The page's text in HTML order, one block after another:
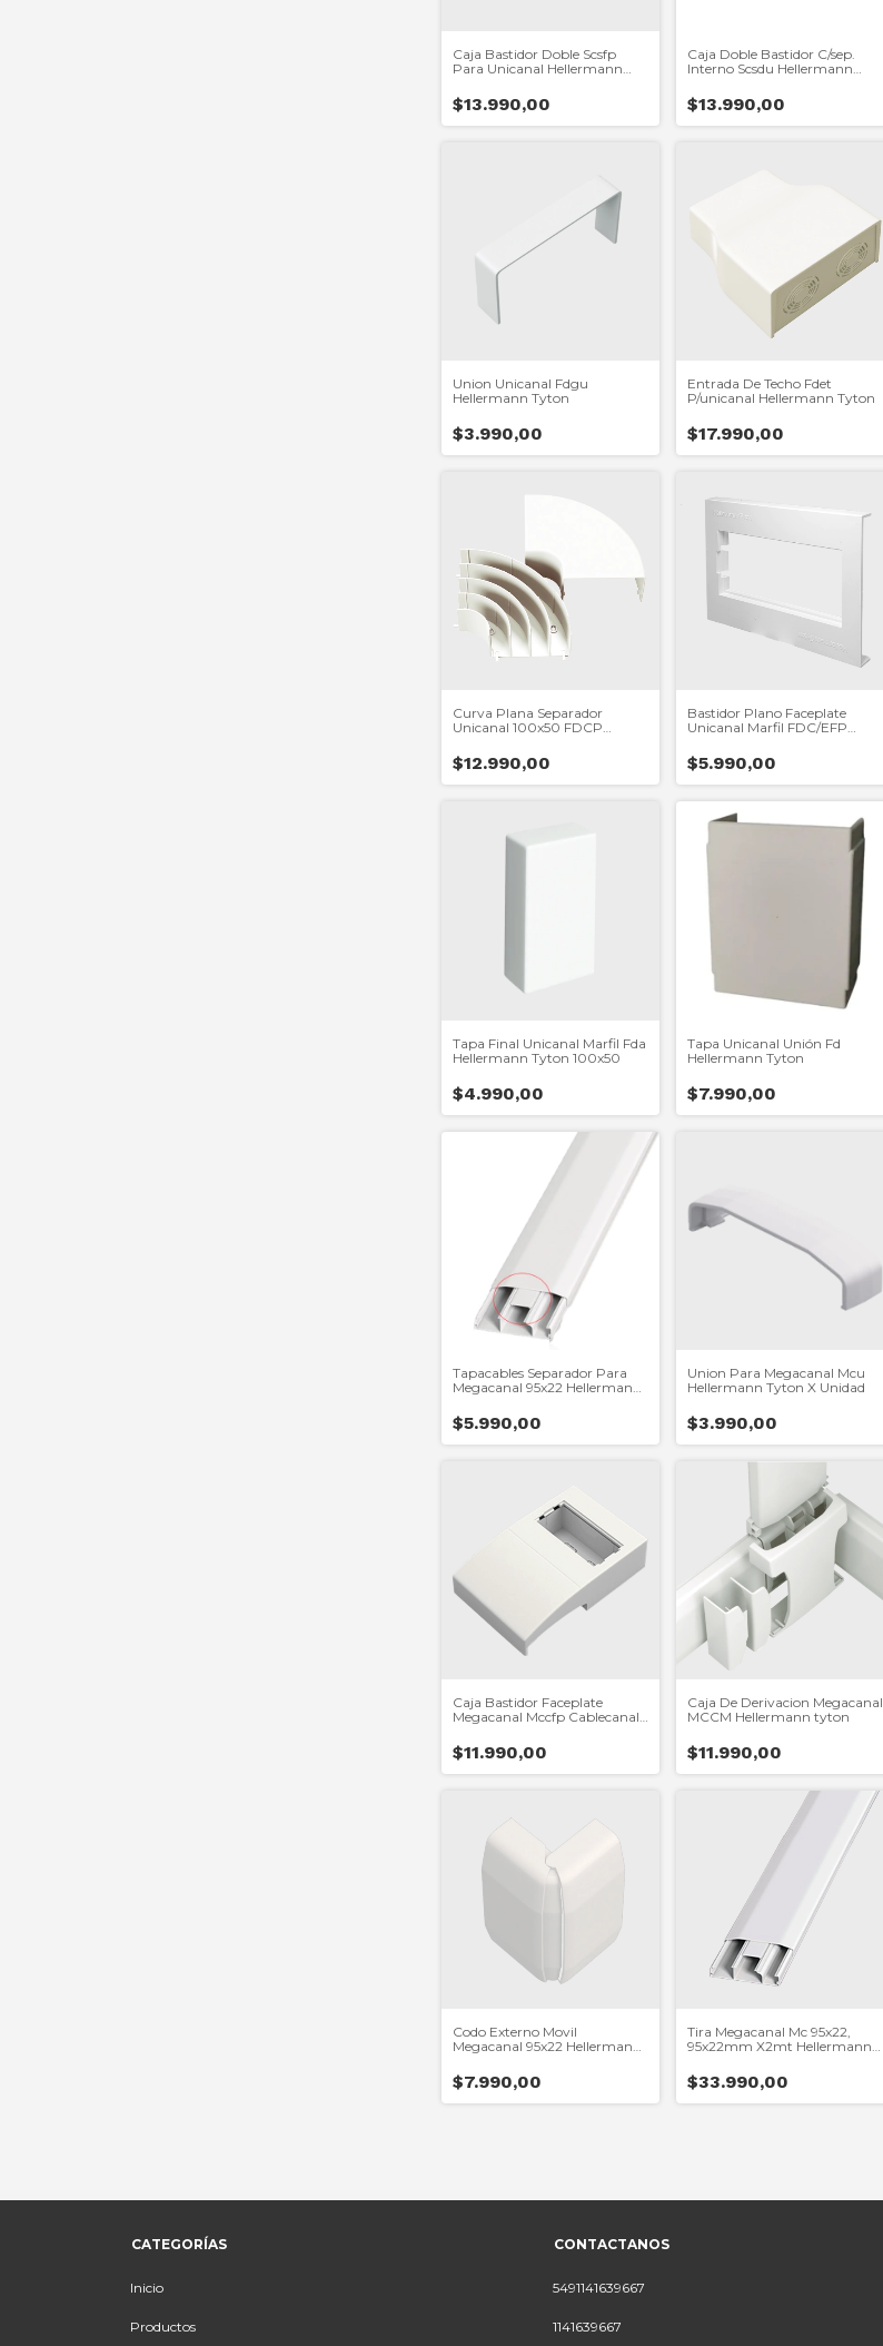
Caja Bastidor Doble Scsfp
Para Unicanal Hellermann
$13.990,00
Caja Doble Bastidor C/sep.
Interno Scsdu Hellermann
$13.990,00
Union Unicanal Fdgu
Hellermann Tyton
$3.990,00
Entrada De Techo Fdet
P/unicanal Hellermann Tyton
$17.990,00
Curva Plana Separador
Unicanal 100x50 FDCP
$12.990,00
Bastidor Plano Faceplate
Unicanal Marfil FDC/EFP
$5.990,00
Tapa Final Unicanal Marfil Fda
Hellermann Tyton 100x50
$4.990,00
Tapa Unicanal Unión Fd
Hellermann Tyton
$7.990,00
Tapacables Separador Para
Megacanal 95x22 Hellermann
$5.990,00
Union Para Megacanal Mcu
Hellermann Tyton X Unidad
$3.990,00
Caja Bastidor Faceplate
Megacanal Mccfp Cablecanal
$11.990,00
Caja De Derivacion Megacanal
MCCM Hellermann tyton
$11.990,00
Codo Externo Movil
Megacanal 95x22 Hellermann
$7.990,00
Tira Megacanal Mc 95x22,
95x22mm X2mt Hellermann
$33.990,00
CATEGORÍAS
Inicio
Productos
CONTACTANOS
5491141639667
1141639667